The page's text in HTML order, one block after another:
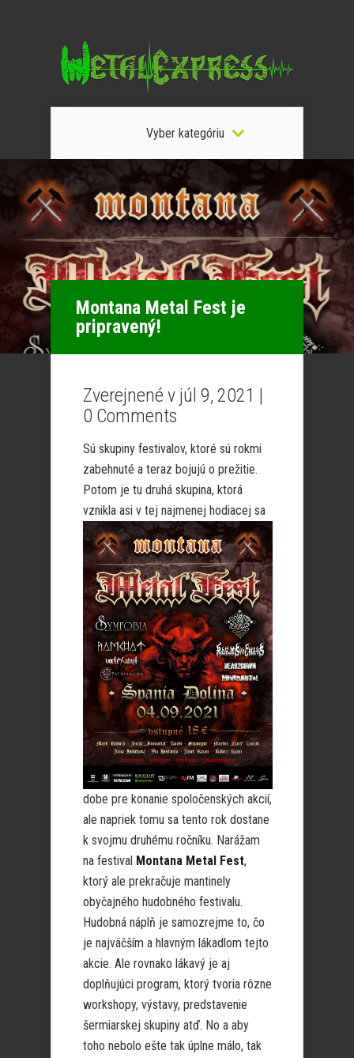
Vyber kategóriu
Montana Metal Fest je
pripravený!
Zverejnené v júl 9, 2021 |
0 Comments
Sú skupiny festivalov, ktoré sú rokmi
zabehnuté a teraz bojujú o prežitie.
Potom je tu druhá skupina, ktorá
vznikla asi v tej najmenej hodiacej sa
dobe pre konanie spoločenských akcií,
ale napriek tomu sa tento rok dostane
k svojmu druhému ročníku. Narážam
na festival Montana Metal Fest,
ktorý ale prekračuje mantinely
obyčajného hudobného festivalu.
Hudobná náplň je samozrejme to, čo
je najväčším a hlavným lákadlom tejto
akcie. Ale rovnako lákavý je aj
doplňujúci program, ktorý tvoria rôzne
workshopy, výstavy, predstavenie
šermiarskej skupiny atď. No a aby
toho nebolo ešte tak úplne málo, tak